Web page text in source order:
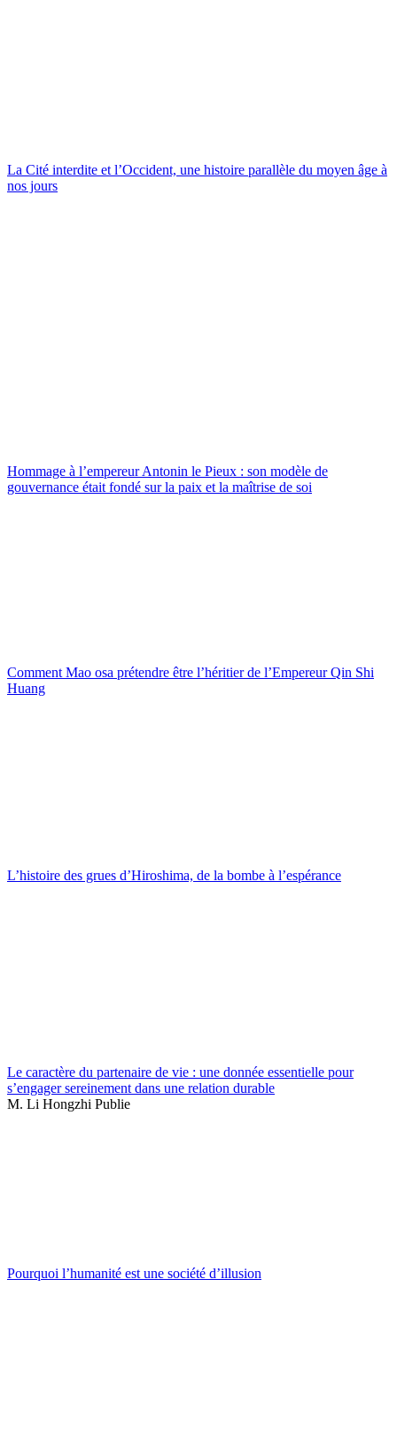
La Cité interdite et l’Occident, une histoire parallèle du moyen âge à
nos jours
Hommage à l’empereur Antonin le Pieux : son modèle de
gouvernance était fondé sur la paix et la maîtrise de soi
Comment Mao osa prétendre être l’héritier de l’Empereur Qin Shi
Huang
L’histoire des grues d’Hiroshima, de la bombe à l’espérance
Le caractère du partenaire de vie : une donnée essentielle pour
s’engager sereinement dans une relation durable
M. Li Hongzhi Publie
Pourquoi l’humanité est une société d’illusion